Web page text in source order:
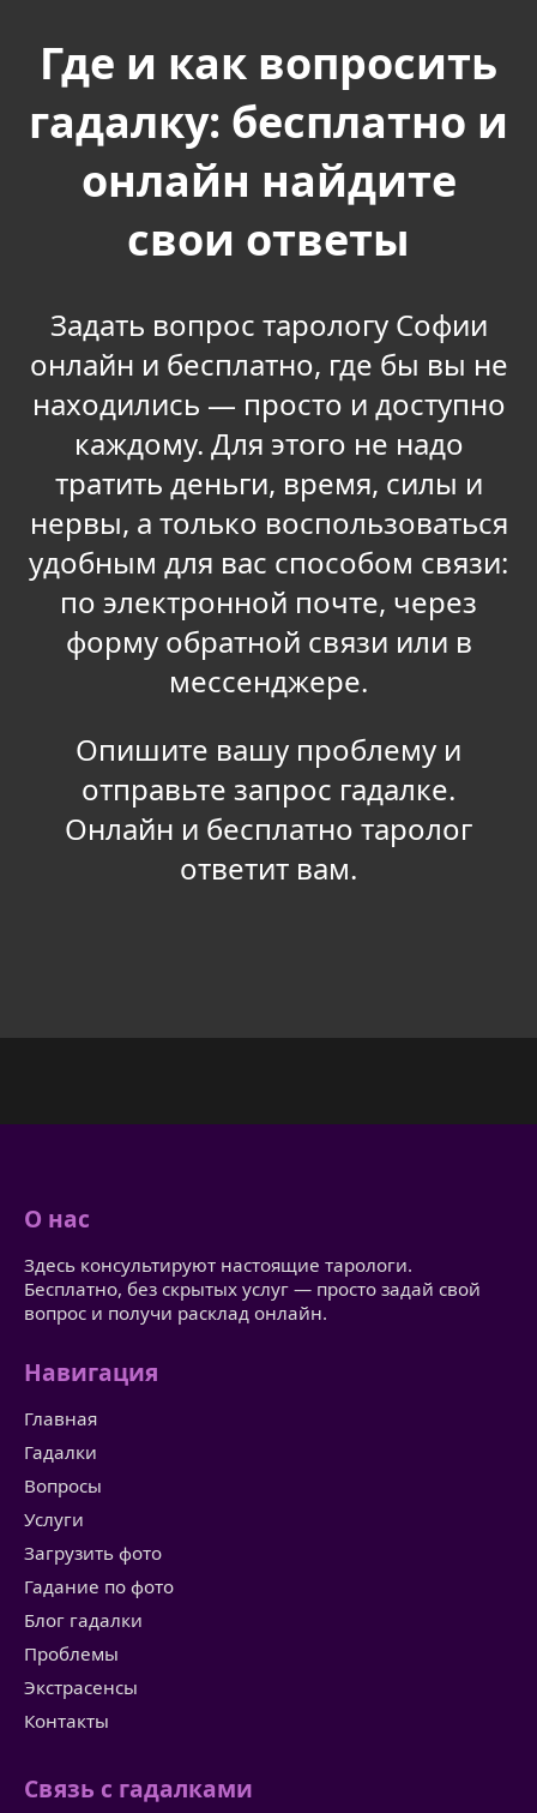
Где и как вопросить
гадалку: бесплатно и
онлайн найдите
свои ответы
Задать вопрос тарологу Софии
онлайн и бесплатно, где бы вы не
находились — просто и доступно
каждому. Для этого не надо
тратить деньги, время, силы и
нервы, а только воспользоваться
удобным для вас способом связи:
по электронной почте, через
форму обратной связи или в
мессенджере.
Опишите вашу проблему и
отправьте запрос гадалке.
Онлайн и бесплатно таролог
ответит вам.
О нас
Здесь консультируют настоящие тарологи.
Бесплатно, без скрытых услуг — просто задай свой
вопрос и получи расклад онлайн.
Навигация
Главная
Гадалки
Вопросы
Услуги
Загрузить фото
Гадание по фото
Блог гадалки
Проблемы
Экстрасенсы
Контакты
Связь с гадалками